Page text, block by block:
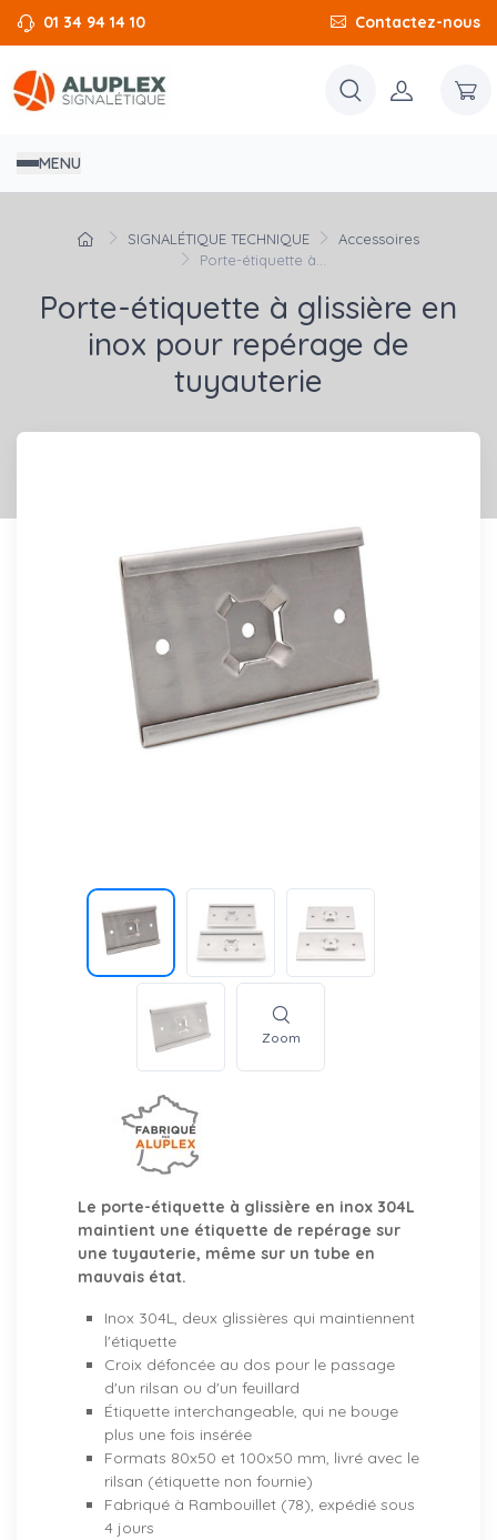
01 34 94 14 10 Contactez-nous
MENU
SIGNALÉTIQUE TECHNIQUE
Accessoires
Porte-étiquette à...
Porte-étiquette à glissière en
inox pour repérage de
tuyauterie
Zoom
Le porte-étiquette à glissière en inox 304L
maintient une étiquette de repérage sur
une tuyauterie, même sur un tube en
mauvais état.
Inox 304L, deux glissières qui maintiennent
l'étiquette
Croix défoncée au dos pour le passage
d'un rilsan ou d'un feuillard
Étiquette interchangeable, qui ne bouge
plus une fois insérée
Formats 80x50 et 100x50 mm, livré avec le
rilsan (étiquette non fournie)
Fabriqué à Rambouillet (78), expédié sous
4 jours